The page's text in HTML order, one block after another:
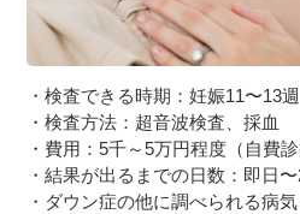
・検査できる時期：妊娠11〜13週
・検査方法：超音波検査、採血
・費用：5千～5万円程度（自費
・結果が出るまでの日数：即日
・ダウン症の他に調べられる病